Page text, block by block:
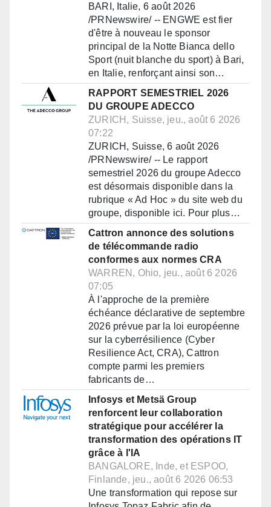
BARI, Italie, 6 août 2026
/PRNewswire/ -- ENGWE est fier
d'être à nouveau le sponsor
principal de la Notte Bianca dello
Sport (nuit blanche du sport) à Bari,
en Italie, renforçant ainsi son…
RAPPORT SEMESTRIEL 2026
DU GROUPE ADECCO
ZURICH, Suisse, jeu., août 6 2026
07:22
ZURICH, Suisse, 6 août 2026
/PRNewswire/ -- Le rapport
semestriel 2026 du groupe Adecco
est désormais disponible dans la
rubrique « Ad Hoc » du site web du
groupe, disponible ici. Pour plus…
Cattron annonce des solutions
de télécommande radio
conformes aux normes CRA
WARREN, Ohio, jeu., août 6 2026
07:05
À l'approche de la première
échéance déclarative de septembre
2026 prévue par la loi européenne
sur la cyberrésilience (Cyber
Resilience Act, CRA), Cattron
compte parmi les premiers
fabricants de…
Infosys et Metsä Group
renforcent leur collaboration
stratégique pour accélérer la
transformation des opérations IT
grâce à l'IA
BANGALORE, Inde, et ESPOO,
Finlande, jeu., août 6 2026 06:53
Une transformation qui repose sur